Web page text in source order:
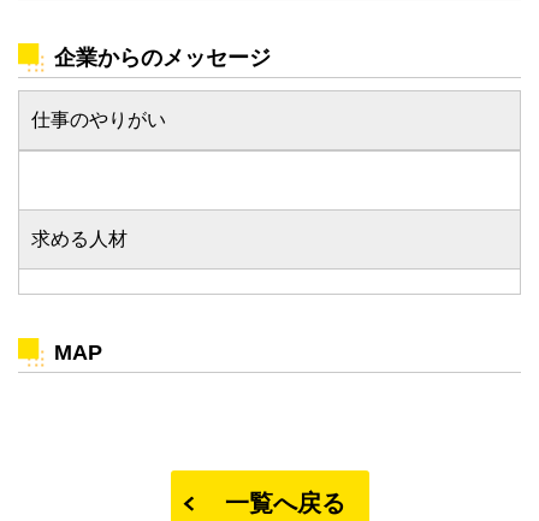
企業からのメッセージ
仕事のやりがい
求める人材
MAP
一覧へ戻る